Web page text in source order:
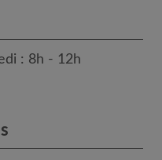
: 8h - 12h